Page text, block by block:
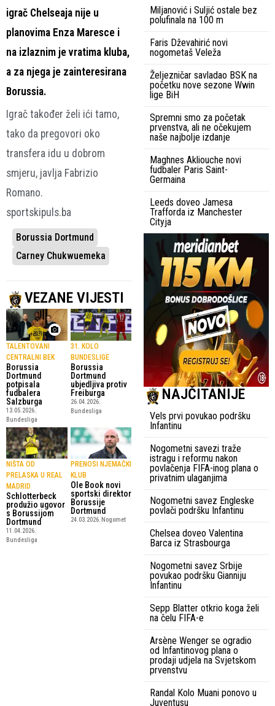
igrač Chelseaja nije u
planovima Enza Maresce i
na izlaznim je vratima kluba,
a za njega je zainteresirana
Borussia.
Igrač također želi ići tamo,
tako da pregovori oko
transfera idu u dobrom
smjeru, javlja Fabrizio
Romano.
sportskipuls.ba
Borussia Dortmund
Carney Chukwuemeka
VEZANE VIJESTI
TALENTOVANI
CENTRALNI BEK
Borussia
Dortmund
potpisala
fudbalera
Salzburga
13.05.2026.
Bundesliga
31. KOLO
BUNDESLIGE
Borussia
Dortmund
ubjedljiva protiv
Freiburga
26.04.2026.
Bundesliga
NIŠTA OD
PRELASKA U REAL
MADRID
Schlotterbeck
produžio ugovor
s Borussijom
Dortmund
11.04.2026.
Bundesliga
PRENOSI NJEMAČKI
KLUB
Ole Book novi
sportski direktor
Borussije
Dortmund
24.03.2026. Nogomet
Miljanović i Suljić ostale bez
polufinala na 100 m
Faris Dževahirić novi
nogometaš Veleža
Željezničar savladao BSK na
početku nove sezone Wwin
lige BiH
Spremni smo za početak
prvenstva, ali ne očekujem
naše najbolje izdanje
Maghnes Akliouche novi
fudbaler Paris Saint-
Germaina
Leeds doveo Jamesa
Trafforda iz Manchester
Cityja
NAJČITANIJE
Vels prvi povukao podršku
Infantinu
Nogometni savezi traže
istragu i reformu nakon
povlačenja FIFA-inog plana o
privatnim ulaganjima
Nogometni savez Engleske
povlači podršku Infantinu
Chelsea doveo Valentina
Barca iz Strasbourga
Nogometni savez Srbije
povukao podršku Gianniju
Infantinu
Sepp Blatter otkrio koga želi
na čelu FIFA-e
Arsène Wenger se ogradio
od Infantinovog plana o
prodaji udjela na Svjetskom
prvenstvu
Randal Kolo Muani ponovo u
Juventusu